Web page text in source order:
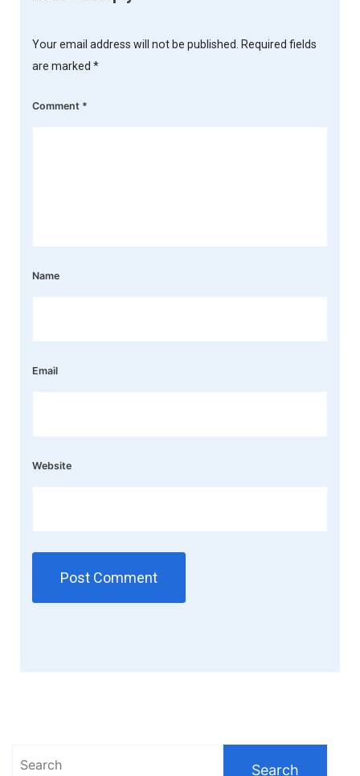
Your email address will not be published. Required fields
are marked *
Comment *
Name
Email
Website
Search